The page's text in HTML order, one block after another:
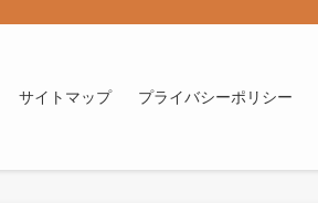
サイトマップ プライバシーポリシー